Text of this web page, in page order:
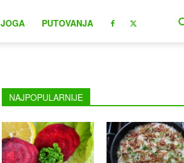
JOGA PUTOVANJA
NAJPOPULARNIJE